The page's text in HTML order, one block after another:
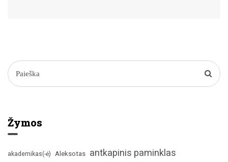
Žymos
akademikas(-ė) Aleksotas antkapinis paminklas